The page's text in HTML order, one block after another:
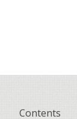
Contents